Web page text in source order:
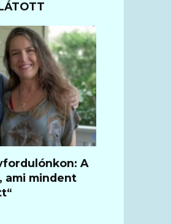
A
ami mindent